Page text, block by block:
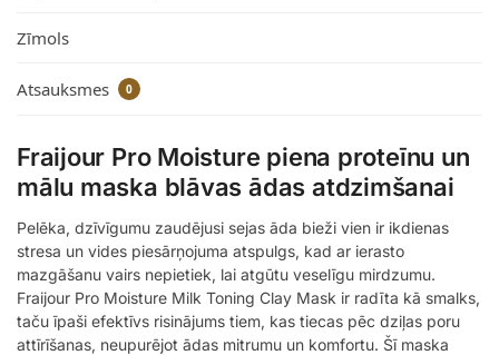
Zīmols
Atsauksmes 0
Fraijour Pro Moisture piena proteīnu un
mālu maska blāvas ādas atdzimšanai
Pelēka, dzīvīgumu zaudējusi sejas āda bieži vien ir ikdienas
stresa un vides piesārņojuma atspulgs, kad ar ierasto
mazgāšanu vairs nepietiek, lai atgūtu veselīgu mirdzumu.
Fraijour Pro Moisture Milk Toning Clay Mask ir radīta kā smalks,
taču īpaši efektīvs risinājums tiem, kas tiecas pēc dziļas poru
attīrīšanas, neupurējot ādas mitrumu un komfortu. Šī maska